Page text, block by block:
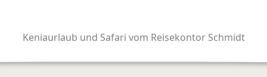
Keniaurlaub und Safari vom Reisekontor Schmidt